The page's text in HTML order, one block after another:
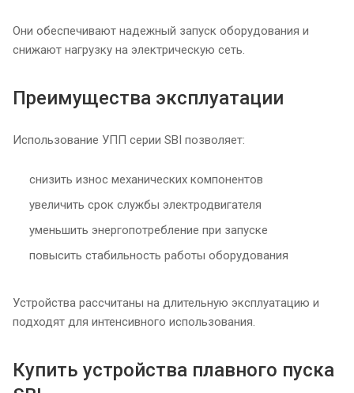
Они обеспечивают надежный запуск оборудования и
снижают нагрузку на электрическую сеть.
Преимущества эксплуатации
Использование УПП серии SBI позволяет:
снизить износ механических компонентов
увеличить срок службы электродвигателя
уменьшить энергопотребление при запуске
повысить стабильность работы оборудования
Устройства рассчитаны на длительную эксплуатацию и
подходят для интенсивного использования.
Купить устройства плавного пуска